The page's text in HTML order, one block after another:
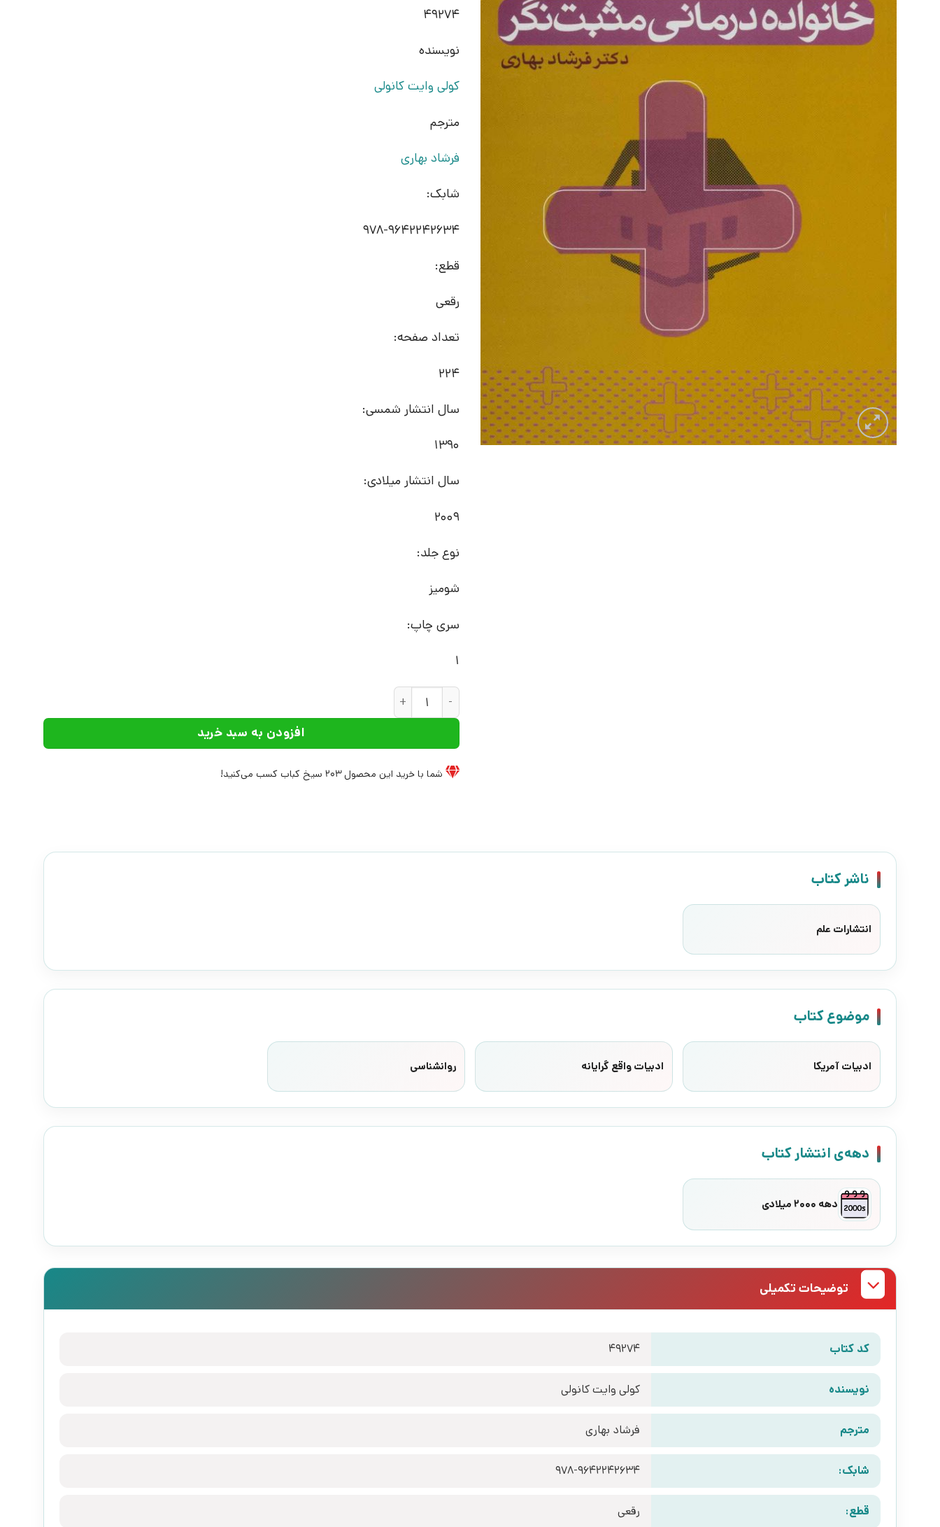
49274
نویسنده
کولی وایت کانولی
مترجم
فرشاد بهاری
شابک:
978-9642242634
قطع:
رقعی
تعداد صفحه:
224
سال انتشار شمسی:
1390
سال انتشار میلادی:
2009
نوع جلد:
شومیز
سری چاپ:
1
کتاب خانواده درمانی مثبت نگر | انتشارات علم عدد
افزودن به سبد خرید
شما با خرید این محصول203 سیخ کباب کسب می‌کنید!
ناشر کتاب
انتشارات علم
موضوع کتاب
ادبیات آمریکا ادبیات واقع گرایانه روانشناسی
دهه‌ی انتشار کتاب
دهه 2000 میلادی
توضیحات تکمیلی
کد کتاب 49274
نویسنده کولی وایت کانولی
مترجم فرشاد بهاری
شابک: 978-9642242634
قطع: رقعی